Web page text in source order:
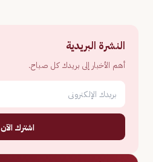
النشرة البريدية
أهم الأخبار إلى بريدك كل صباح.
اشترك الآن